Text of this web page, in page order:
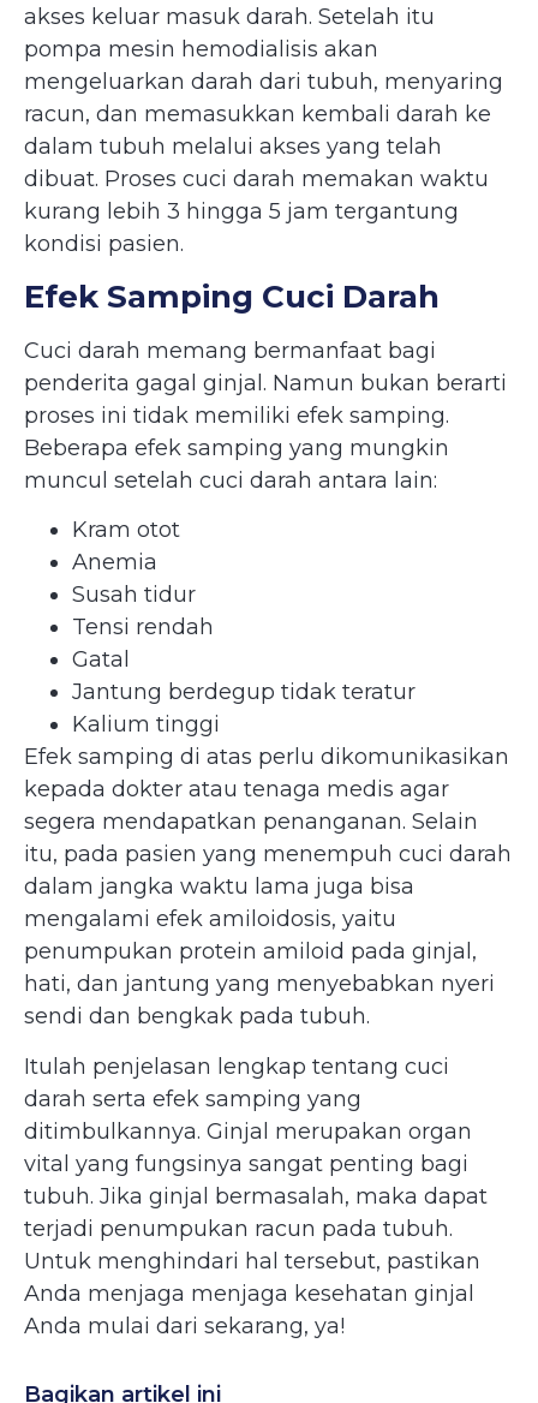
akses keluar masuk darah. Setelah itu
pompa mesin hemodialisis akan
mengeluarkan darah dari tubuh, menyaring
racun, dan memasukkan kembali darah ke
dalam tubuh melalui akses yang telah
dibuat. Proses cuci darah memakan waktu
kurang lebih 3 hingga 5 jam tergantung
kondisi pasien.
Efek Samping Cuci Darah
Cuci darah memang bermanfaat bagi
penderita gagal ginjal. Namun bukan berarti
proses ini tidak memiliki efek samping.
Beberapa efek samping yang mungkin
muncul setelah cuci darah antara lain:
Kram otot
Anemia
Susah tidur
Tensi rendah
Gatal
Jantung berdegup tidak teratur
Kalium tinggi
Efek samping di atas perlu dikomunikasikan
kepada dokter atau tenaga medis agar
segera mendapatkan penanganan. Selain
itu, pada pasien yang menempuh cuci darah
dalam jangka waktu lama juga bisa
mengalami efek amiloidosis, yaitu
penumpukan protein amiloid pada ginjal,
hati, dan jantung yang menyebabkan nyeri
sendi dan bengkak pada tubuh.
Itulah penjelasan lengkap tentang cuci
darah serta efek samping yang
ditimbulkannya. Ginjal merupakan organ
vital yang fungsinya sangat penting bagi
tubuh. Jika ginjal bermasalah, maka dapat
terjadi penumpukan racun pada tubuh.
Untuk menghindari hal tersebut, pastikan
Anda menjaga menjaga kesehatan ginjal
Anda mulai dari sekarang, ya!
Bagikan artikel ini